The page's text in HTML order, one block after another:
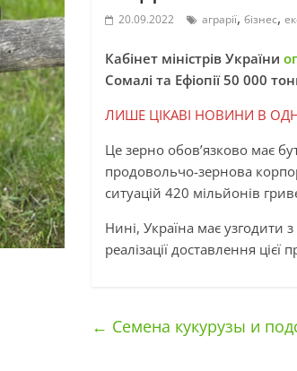
20.09.2022 аграрії, бізнес,
Кабінет міністрів України
Сомалі та Ефіопії 50 000
ЛИШЕ ЦІКАВІ НОВИНИ В
Це зерно обов’язково має
продовольчо-зернова
ситуацій 420 мільйонів
Нині, Україна має
реалізації доставлення цієї
← Семена кукурузы и